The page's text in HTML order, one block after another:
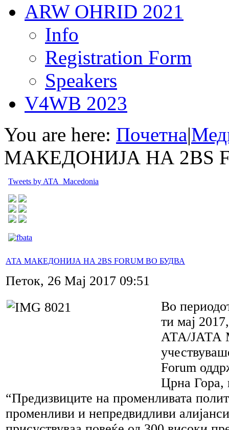
ARW OHRID 2021
Info
Registration Form
Speakers
V4WB 2023
You are here: Почетна|
МАКЕДОНИЈА НА 2BS
Tweets by ATA_Macedonia
АТА МАКЕДОНИЈА НА 2BS FORUM ВО БУДВА
Петок, 26 Мај 2017 09:51
Во
ти мај
АТА/ЈАТА
Forum
Црна Гора,
“Предизвиците на променливата
променливи и непредвидливи